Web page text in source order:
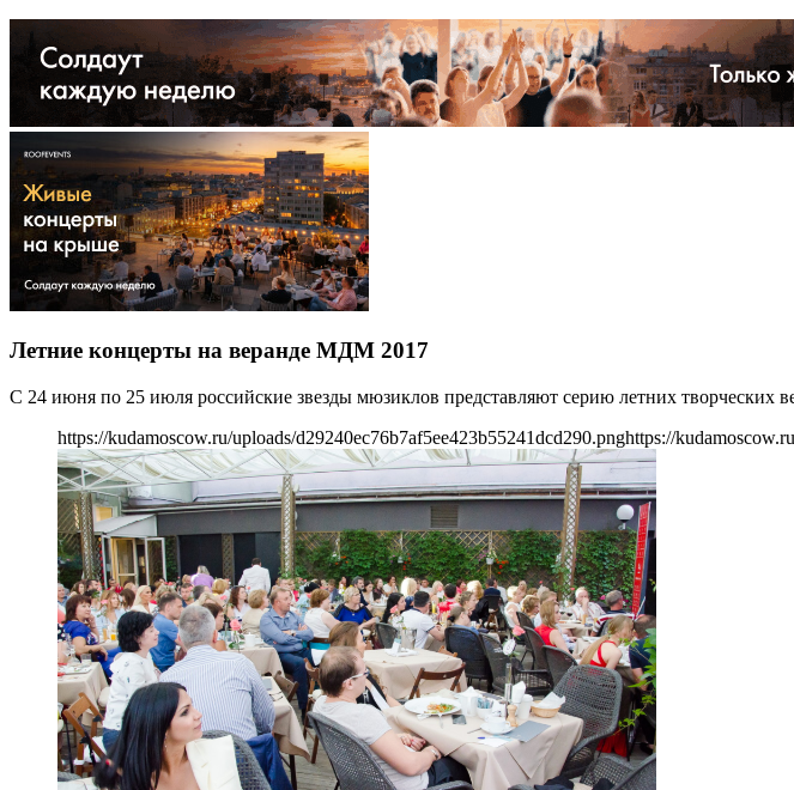
Летние концерты на веранде МДМ 2017
С 24 июня по 25 июля российские звезды мюзиклов представляют серию летних творческих
https://kudamoscow.ru/uploads/d29240ec76b7af5ee423b55241dcd290.pnghttps://